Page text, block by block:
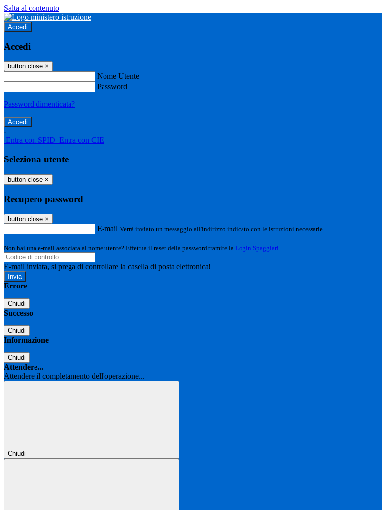
Salta al contenuto
Accedi
Accedi
button close ×
Nome Utente
Password
Password dimenticata?
-
Entra con SPID Entra con CIE
Seleziona utente
button close ×
Recupero password
button close ×
E-mail Verrà inviato un messaggio all'indirizzo indicato con le istruzioni necessarie.
Non hai una e-mail associata al nome utente? Effettua il reset della password tramite la Login Spaggiari
E-mail inviata, si prega di controllare la casella di posta elettronica!
Errore
Chiudi
Successo
Chiudi
Informazione
Chiudi
Attendere...
Attendere il completamento dell'operazione...
Chiudi